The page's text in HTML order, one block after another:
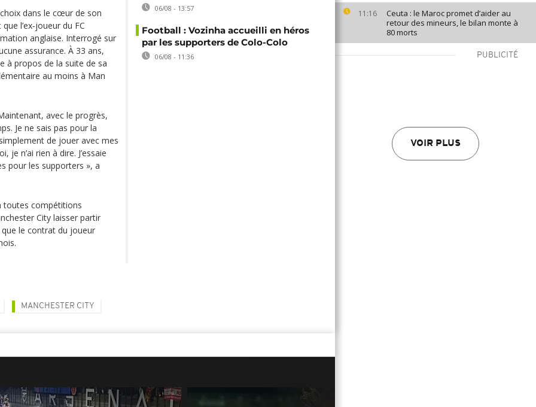
11:16
Ceuta : le Maroc promet d’aider au
retour des mineurs, le bilan monte à
80 morts
PUBLICITÉ
VOIR PLUS
dans le cœur de son
l’ex-joueur du FC
anglaise. Interrogé sur
assurance. À 33 ans,
à propos de la suite de sa
au moins à Man
avec le progrès,
Je ne sais pas pour la
de jouer avec mes
n’ai rien à dire. J’essaie
pour les supporters », a
toutes compétitions
City laisser partir
que le contrat du joueur
06/08 - 13:57
Football : Vozinha accueilli en héros
par les supporters de Colo-Colo
06/08 - 11:36
MANCHESTER CITY